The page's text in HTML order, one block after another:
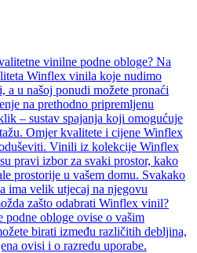
vinilne podne obloge? Na
Winflex vinila koje nudimo
a u našoj ponudi možete pronaći
na prethodno pripremljenu
– sustav spajanja koji omogućuje
Omjer kvalitete i cijene Winflex
Vinili iz kolekcije Winflex
pravi izbor za svaki prostor, kako
prostorije u vašem domu. Svakako
ima velik utjecaj na njegovu
zašto odabrati Winflex vinil?
obloge ovise o vašim
birati između različitih debljina,
ovisi i o razredu uporabe.